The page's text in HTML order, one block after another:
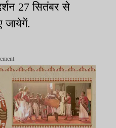
27 सितंबर से
जायेगें.